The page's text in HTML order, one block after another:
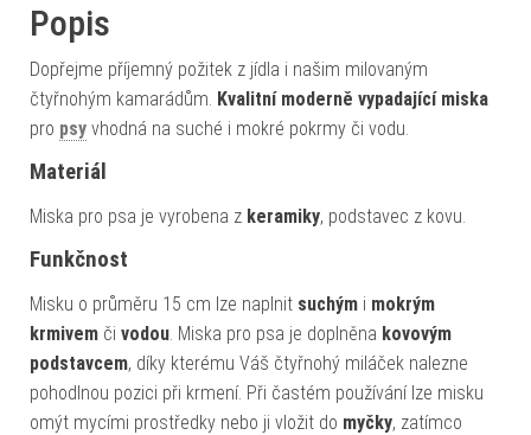
Popis
Dopřejme příjemný požitek z jídla i našim milovaným
čtyřnohým kamarádům. Kvalitní moderně vypadající miska
pro psy vhodná na suché i mokré pokrmy či vodu.
Materiál
Miska pro psa je vyrobena z keramiky, podstavec z kovu.
Funkčnost
Misku o průměru 15 cm lze naplnit suchým i mokrým
krmivem či vodou . Miska pro psa je doplněna kovovým
podstavcem, díky kterému Váš čtyřnohý miláček nalezne
pohodlnou pozici při krmení. Při častém používání lze misku
omýt mycími prostředky nebo ji vložit do myčky, zatímco